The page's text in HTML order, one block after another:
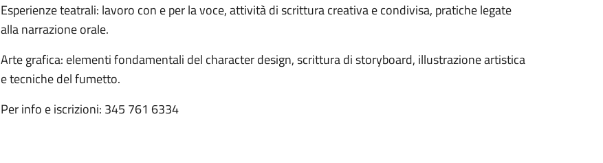
Esperienze teatrali: lavoro con e per la voce, attività di scrittura creativa e condivisa, pratiche legate
alla narrazione orale.
Arte grafica: elementi fondamentali del character design, scrittura di storyboard, illustrazione artistica
e tecniche del fumetto.
Per info e iscrizioni: 345 761 6334